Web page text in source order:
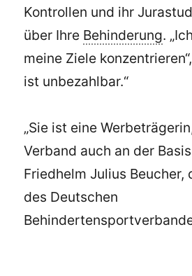
Kontrollen und ihr
über Ihre Behinderung.
meine Ziele
ist unbezahlbar.“
„Sie ist eine
Verband auch an der
Friedhelm Julius Beucher,
des Deutschen